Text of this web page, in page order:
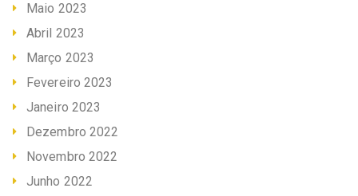
Maio 2023
Abril 2023
Março 2023
Fevereiro 2023
Janeiro 2023
Dezembro 2022
Novembro 2022
Junho 2022